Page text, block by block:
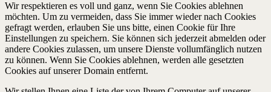
Wir respektieren es voll und ganz, wenn Sie Cookies ablehnen
möchten. Um zu vermeiden, dass Sie immer wieder nach Cookies
gefragt werden, erlauben Sie uns bitte, einen Cookie für Ihre
Einstellungen zu speichern. Sie können sich jederzeit abmelden oder
andere Cookies zulassen, um unsere Dienste vollumfänglich nutzen
zu können. Wenn Sie Cookies ablehnen, werden alle gesetzten
Cookies auf unserer Domain entfernt.